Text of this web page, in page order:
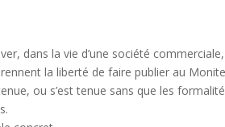
dans la vie d’une société
la liberté de faire publier au
ou s’est tenue sans que les